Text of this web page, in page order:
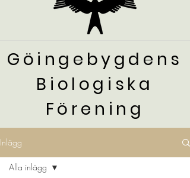
Göingebygdens
Biologiska
Förening
Inlägg
Alla inlägg